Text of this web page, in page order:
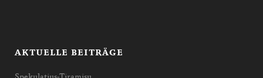
AKTUELLE BEITRÄGE